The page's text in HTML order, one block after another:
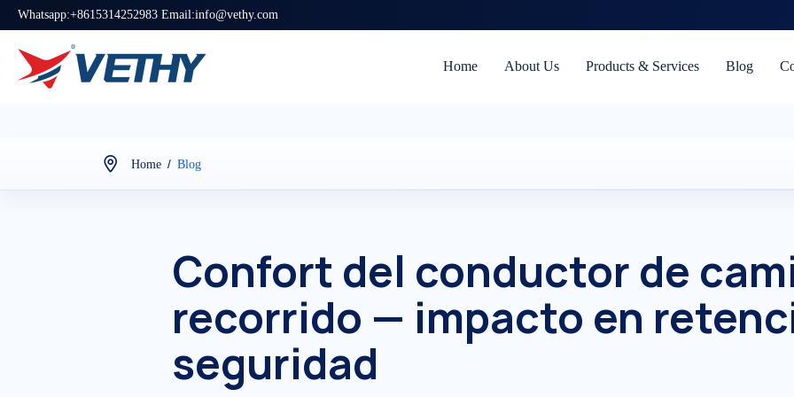
Whatsapp:+8615314252983 Email:info@vethy.com
Home About Us Products & Services Blog
Home / Blog
Confort del conductor de
recorrido — impacto en
seguridad